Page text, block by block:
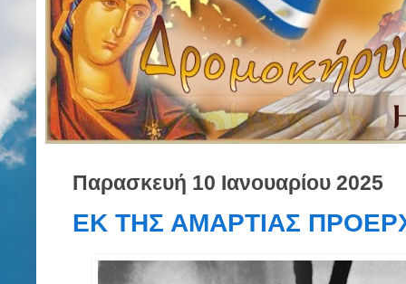
Παρασκευή 10 Ιανουαρίου 2025
ΕΚ ΤΗΣ ΑΜΑΡΤΙΑΣ